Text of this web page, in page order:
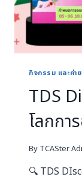
กิจกรรม และค่าย
TDS
โลกกา
By TCASter
🔍 TDS